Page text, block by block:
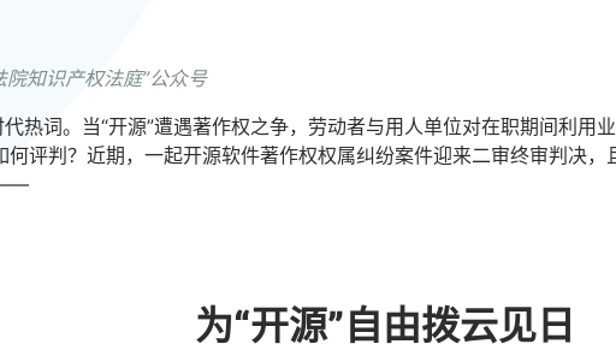
知识产权法庭”公众号
代热词。当“开源”遭遇著作权之争，劳动者与用人单位对在职期间利用
何评判？近期，一起开源软件著作权权属纠纷案件迎来二审终审判决
——
为“开源”自由拨云见日